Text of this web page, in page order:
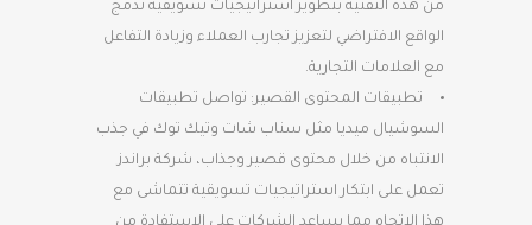
من هذه التقنية بتطوير استراتيجيات تسويقية تدمج
الواقع الافتراضي لتعزيز تجارب العملاء وزيادة التفاعل
مع العلامات التجارية.
تطبيقات المحتوى القصير: تواصل تطبيقات
السوشيال ميديا مثل سناب شات وتيك توك في جذب
الانتباه من خلال محتوى قصير وجذاب، شركة براندز
تعمل على ابتكار استراتيجيات تسويقية تتماشى مع